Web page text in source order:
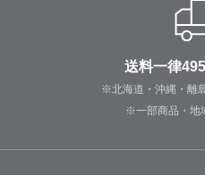
送料一律
※北海道・沖縄・離
※一部商品・地